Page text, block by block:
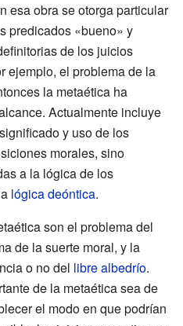
esa obra se otorga particular
predicados «bueno» y
de los juicios
ejemplo, el problema de la
la metaética ha
Actualmente incluye
y uso de los
morales, sino
a la lógica de los
lógica deóntica.
son el problema del
de la suerte moral, y la
o no del libre albedrío.
de la metaética sea de
el modo en que podrían